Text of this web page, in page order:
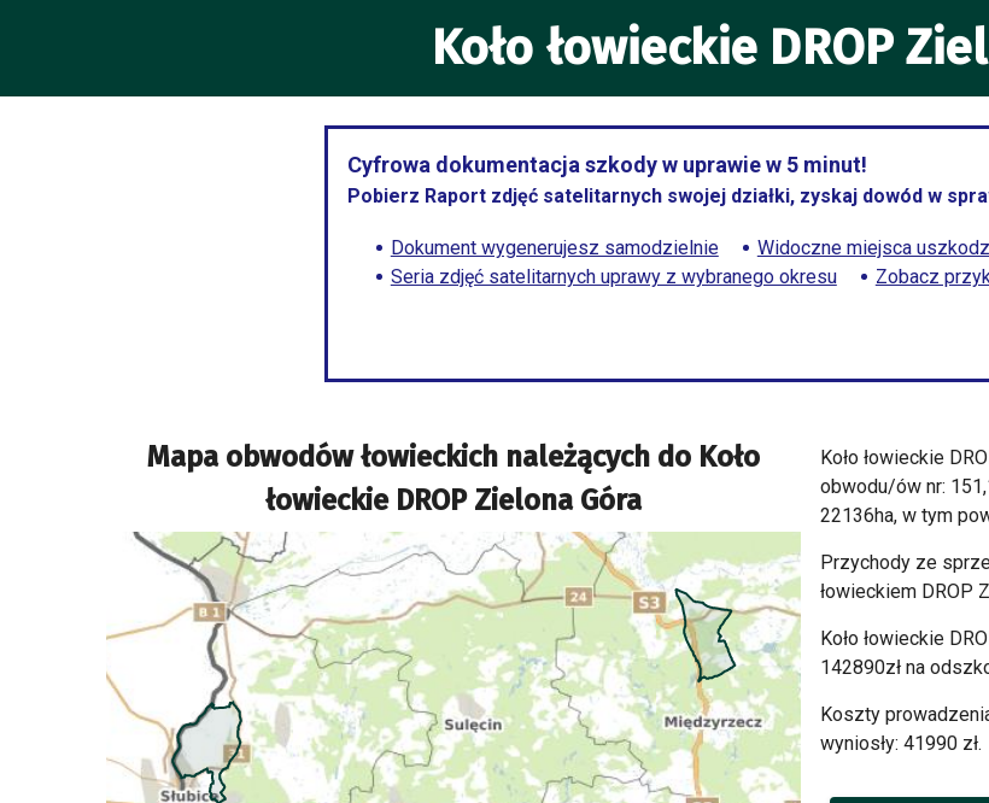
Koło łowieckie DROP
Cyfrowa dokumentacja szkody w uprawie w 5 minut!
Pobierz Raport zdjęć satelitarnych swojej działki, zyskaj dowód w
Dokument wygenerujesz samodzielnie
Widoczne miejsca
Seria zdjęć satelitarnych uprawy z wybranego okresu
Zobacz
Mapa obwodów łowieckich należących do Koło
łowieckie DROP Zielona Góra
Koło łowieckie
obwodu/ów nr:
22136ha, w tym
Przychody ze
łowieckiem DROP
Koło łowieckie
142890zł na
Koszty
wyniosły: 41990 zł.